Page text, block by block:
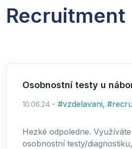
Recruitment
Osobnostní testy u
10.06.24 #vzdelavani, #
Hezké odpoledne.
osobnostní testy/